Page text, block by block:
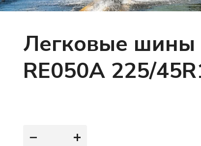
Легковые шины
RE050A 225/
− +